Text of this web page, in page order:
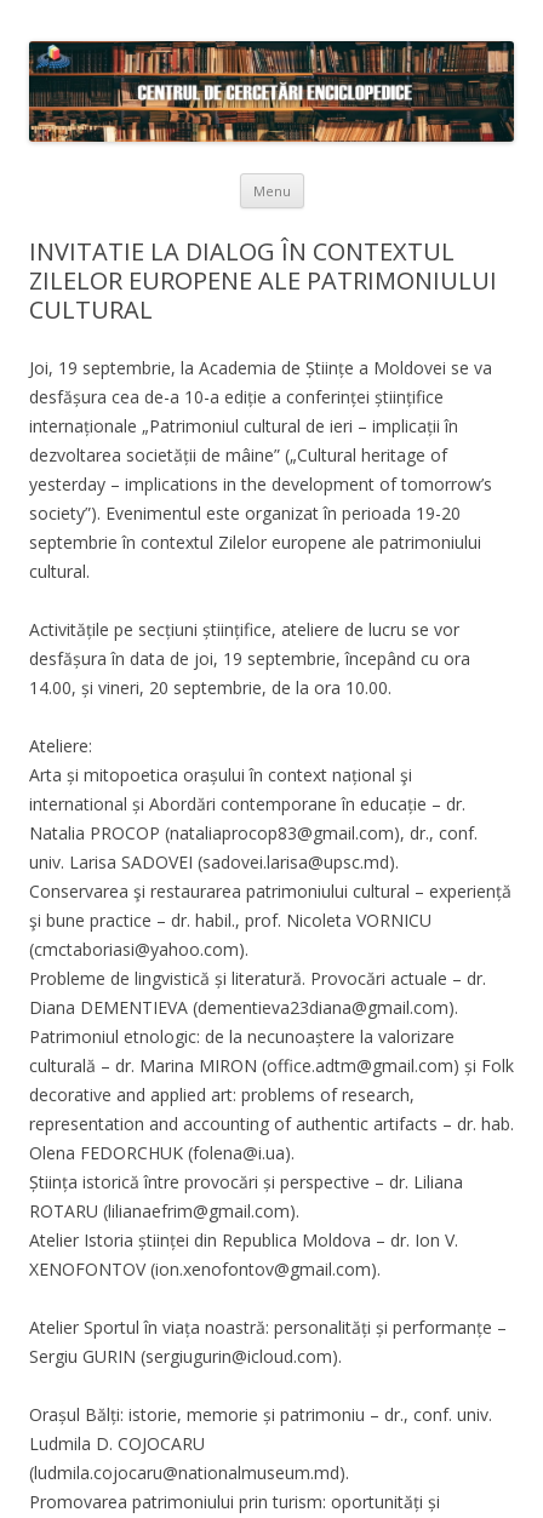
Menu Skip to content
INVITATIE LA DIALOG ÎN CONTEXTUL
ZILELOR EUROPENE ALE PATRIMONIULUI
CULTURAL
Joi, 19 septembrie, la Academia de Științe a Moldovei se va
desfășura cea de-a 10-a ediție a conferinței științifice
internaționale „Patrimoniul cultural de ieri – implicații în
dezvoltarea societății de mâine” („Cultural heritage of
yesterday – implications in the development of tomorrow’s
society”). Evenimentul este organizat în perioada 19-20
septembrie în contextul Zilelor europene ale patrimoniului
cultural.
Activitățile pe secțiuni științifice, ateliere de lucru se vor
desfășura în data de joi, 19 septembrie, începând cu ora
14.00, și vineri, 20 septembrie, de la ora 10.00.
Ateliere:
Arta și mitopoetica orașului în context național şi
international și Abordări contemporane în educație – dr.
Natalia PROCOP (nataliaprocop83@gmail.com), dr., conf.
univ. Larisa SADOVEI (sadovei.larisa@upsc.md).
Conservarea şi restaurarea patrimoniului cultural – experiență
şi bune practice – dr. habil., prof. Nicoleta VORNICU
(cmctaboriasi@yahoo.com).
Probleme de lingvistică și literatură. Provocări actuale – dr.
Diana DEMENTIEVA (dementieva23diana@gmail.com).
Patrimoniul etnologic: de la necunoaștere la valorizare
culturală – dr. Marina MIRON (office.adtm@gmail.com) și Folk
decorative and applied art: problems of research,
representation and accounting of authentic artifacts – dr. hab.
Оlena FEDORCHUK (folena@i.ua).
Știința istorică între provocări și perspective – dr. Liliana
ROTARU (lilianaefrim@gmail.com).
Atelier Istoria științei din Republica Moldova – dr. Ion V.
XENOFONTOV (ion.xenofontov@gmail.com).
Atelier Sportul în viața noastră: personalități și performanțe –
Sergiu GURIN (sergiugurin@icloud.com).
Orașul Bălți: istorie, memorie și patrimoniu – dr., conf. univ.
Ludmila D. COJOCARU
(ludmila.cojocaru@nationalmuseum.md).
Promovarea patrimoniului prin turism: oportunități și